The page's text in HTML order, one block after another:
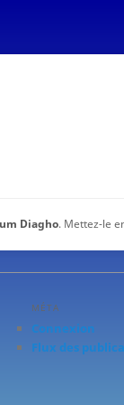
Diagho. Mettez-le
MÉTA
Connexion
Flux des